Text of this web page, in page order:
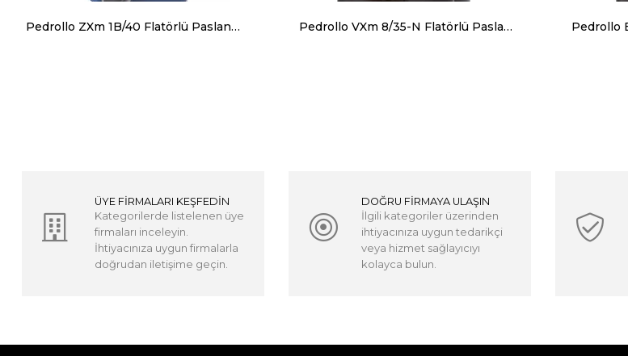
Pedrollo ZXm 1B/40 Flatörlü Paslanamaz Gövdeli Foseptik Dalgıç Pompalar Pedrollo VXm 8/35-N Flatörlü Paslanmaz Gövdeli Foseptik Dalgıç Pompa
ÜYE FİRMALARI KEŞFEDİN
Kategorilerde listelenen üye
firmaları inceleyin.
İhtiyacınıza uygun firmalarla
doğrudan iletişime geçin.
DOĞRU FİRMAYA ULAŞIN
İlgili kategoriler üzerinden
ihtiyacınıza uygun tedarikçi
veya hizmet sağlayıcıyı
kolayca bulun.